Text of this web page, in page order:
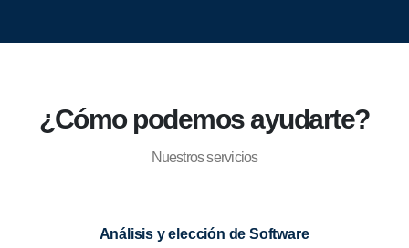
¿Cómo podemos ayudarte?
Nuestros servicios
Análisis y elección de Software